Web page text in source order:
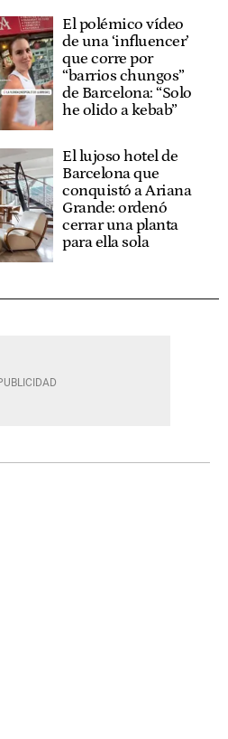
El polémico vídeo
de una ‘influencer’
que corre por
“barrios chungos”
de Barcelona: “Solo
he olido a kebab”
El lujoso hotel de
Barcelona que
conquistó a Ariana
Grande: ordenó
cerrar una planta
para ella sola